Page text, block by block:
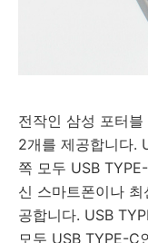
전작인 삼성 포터
2개를 제공합니다.
쪽 모두 USB
신 스마트폰이나
공합니다. USB
모두 USB TYPE-C